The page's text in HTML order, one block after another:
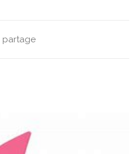
partage